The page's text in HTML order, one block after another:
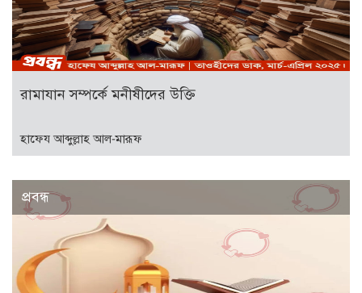
রামাযান সম্পর্কে মনীষীদের উক্তি
হাফেয আব্দুল্লাহ আল-মারূফ
প্রবন্ধ